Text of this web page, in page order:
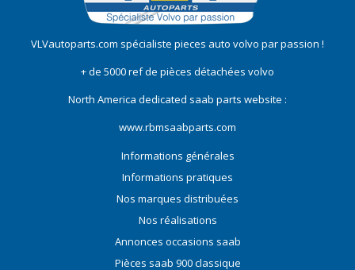
VLVautoparts.com spécialiste pieces auto volvo par passion !
+ de 5000 ref de pièces détachées volvo
North America dedicated saab parts website :
www.rbmsaabparts.com
Informations générales
Informations pratiques
Nos marques distribuées
Nos réalisations
Annonces occasions saab
Pièces saab 900 classique